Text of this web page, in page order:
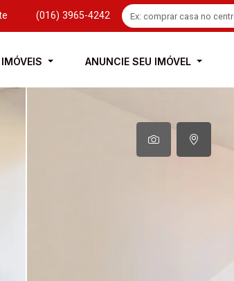
(016) 3965-4242
IMÓVEIS ANUNCIE SEU IMÓVEL